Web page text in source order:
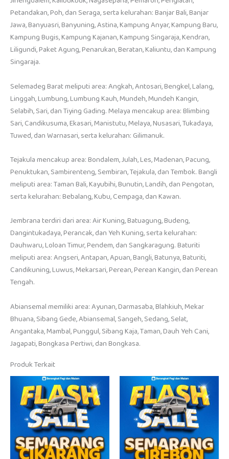
Petandakan, Poh, dan Seraga, serta kelurahan: Banjar Bali, Banjar
Jawa, Banyuasri, Banyuning, Astina, Kampung Anyar, Kampung Baru,
Kampung Bugis, Kampung Kajanan, Kampung Singaraja, Kendran,
Liligundi, Paket Agung, Penarukan, Beratan, Kaliuntu, dan Kampung
Singaraja.
Selemadeg Barat meliputi area: Angkah, Antosari, Bengkel, Lalang,
Linggah, Lumbung, Lumbung Kauh, Mundeh, Mundeh Kangin,
Selabih, Sari, dan Tiying Gading. Melaya mencakup area: Blimbing
Sari, Candikusuma, Ekasari, Manistutu, Melaya, Nusasari, Tukadaya,
Tuwed, dan Warnasari, serta kelurahan: Gilimanuk.
Tejakula mencakup area: Bondalem, Julah, Les, Madenan, Pacung,
Penuktukan, Sambirenteng, Sembiran, Tejakula, dan Tembok. Bangli
meliputi area: Taman Bali, Kayubihi, Bunutin, Landih, dan Pengotan,
serta kelurahan: Bebalang, Kubu, Cempaga, dan Kawan.
Jembrana terdiri dari area: Air Kuning, Batuagung, Budeng,
Dangintukadaya, Perancak, dan Yeh Kuning, serta kelurahan:
Dauhwaru, Loloan Timur, Pendem, dan Sangkaragung. Baturiti
meliputi area: Angseri, Antapan, Apuan, Bangli, Batunya, Baturiti,
Candikuning, Luwus, Mekarsari, Perean, Perean Kangin, dan Perean
Tengah.
Abiansemal memiliki area: Ayunan, Darmasaba, Blahkiuh, Mekar
Bhuana, Sibang Gede, Abiansemal, Sangeh, Sedang, Selat,
Angantaka, Mambal, Punggul, Sibang Kaja, Taman, Dauh Yeh Cani,
Jagapati, Bongkasa Pertiwi, dan Bongkasa.
Produk Terkait